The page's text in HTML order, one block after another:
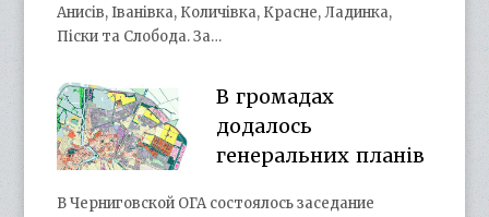
Анисів, Іванівка, Количівка, Красне, Ладинка,
Піски та Слобода. За…
В громадах
додалось
генеральних планів
В Черниговской ОГА состоялось заседание